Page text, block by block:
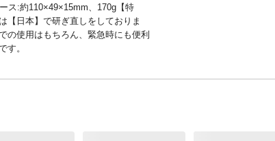
ス:約110×49×15mm、170g【特
【日本】で研ぎ直しをしておりま
の使用はもちろん、緊急時にも便利
す。
コギリ、栓抜き、削り落とし、スケ